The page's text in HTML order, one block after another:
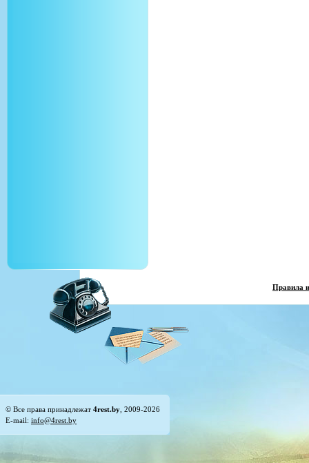
Правила
© Все права принадлежат 4rest.by , 2009-2026
E-mail: info@4rest.by